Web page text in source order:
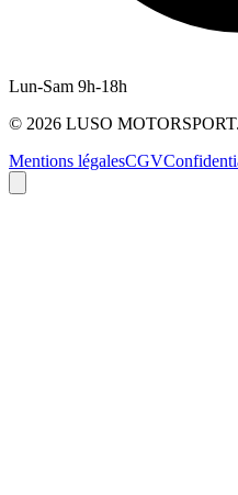
Lun-Sam 9h-18h
© 2026 LUSO
Mentions légalesCGV